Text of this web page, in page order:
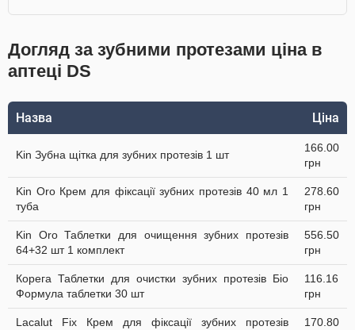
Догляд за зубними протезами ціна в
аптеці DS
Назва Ціна
Kin Зубна щітка для зубних протезів 1 шт
166.00
грн
Kin Oro Крем для фіксації зубних протезів 40 мл 1
туба
278.60
грн
Kin Oro Таблетки для очищення зубних протезів
64+32 шт 1 комплект
556.50
грн
Корега Таблетки для очистки зубних протезів Біо
Формула таблетки 30 шт
116.16
грн
Lacalut Fix Крем для фіксації зубних протезів
170.80